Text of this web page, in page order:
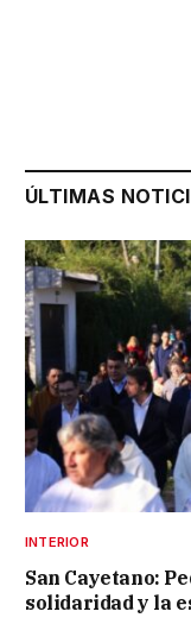
ÚLTIMAS
INTERIOR
San Cayetano:
solidaridad y la